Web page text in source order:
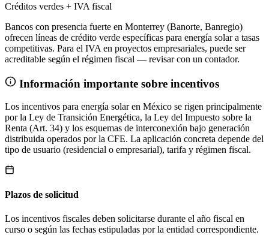
Créditos verdes + IVA fiscal
Bancos con presencia fuerte en Monterrey (Banorte, Banregio)
ofrecen líneas de crédito verde específicas para energía solar a tasas
competitivas. Para el IVA en proyectos empresariales, puede ser
acreditable según el régimen fiscal — revisar con un contador.
Información importante sobre incentivos
Los incentivos para energía solar en México se rigen principalmente
por la Ley de Transición Energética, la Ley del Impuesto sobre la
Renta (Art. 34) y los esquemas de interconexión bajo generación
distribuida operados por la CFE. La aplicación concreta depende del
tipo de usuario (residencial o empresarial), tarifa y régimen fiscal.
Plazos de solicitud
Los incentivos fiscales deben solicitarse durante el año fiscal en
curso o según las fechas estipuladas por la entidad correspondiente.